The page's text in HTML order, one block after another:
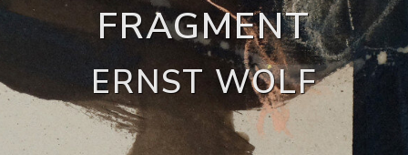
FRAGMENT
ERNST WOLF